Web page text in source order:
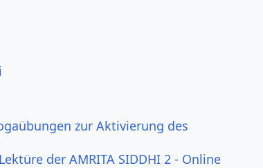
zur Aktivierung des
der AMRITA SIDDHI 2 - Online